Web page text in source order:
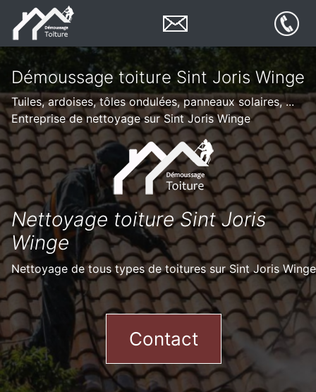
Démoussage toiture Sint Joris Winge
Tuiles, ardoises, tôles ondulées, panneaux solaires, ...
Entreprise de nettoyage sur Sint Joris Winge
Nettoyage toiture Sint Joris
Winge
Nettoyage de tous types de toitures sur Sint Joris Winge
Contact